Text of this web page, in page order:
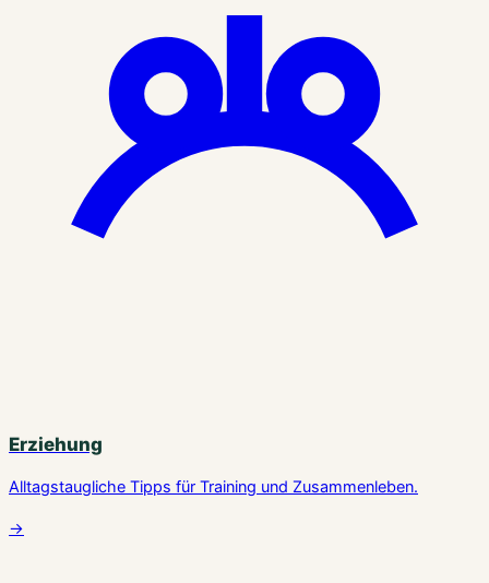
Erziehung
Alltagstaugliche Tipps für Training und Zusammenleben.
→